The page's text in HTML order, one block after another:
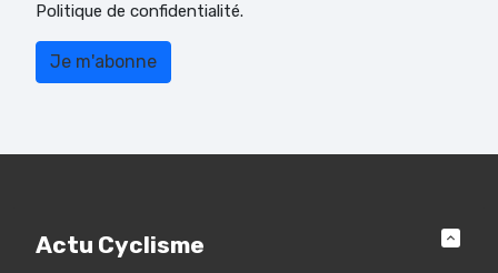
Politique de confidentialité.
Actu Cyclisme